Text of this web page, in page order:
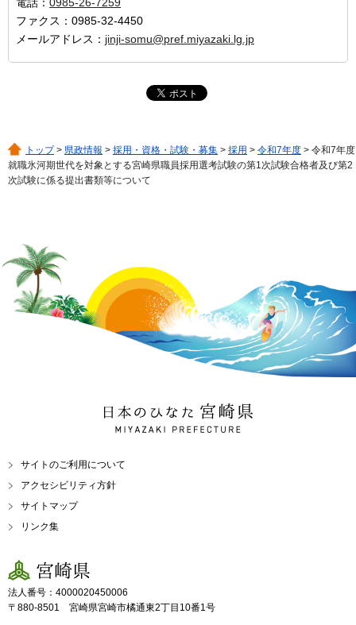
ファクス：0985-32-4450
メールアドレス： jinji-somu@pref.miyazaki.lg.jp
トップ> 県政情報 > 採用・資格・試験・募集 > 採用 > 令和7年度 > 令和7年度
就職氷河期世代を対象とする宮崎県職員採用選考試験の第1次試験合格者及び第2
次試験に係る提出書類等について
日本のひなた 宮崎県
MIYAZAKI PREFECTURE
サイトのご利用について
アクセシビリティ方針
サイトマップ
リンク集
宮崎県
法人番号：4000020450006
〒880-8501 宮崎県宮崎市橘通東2丁目10番1号